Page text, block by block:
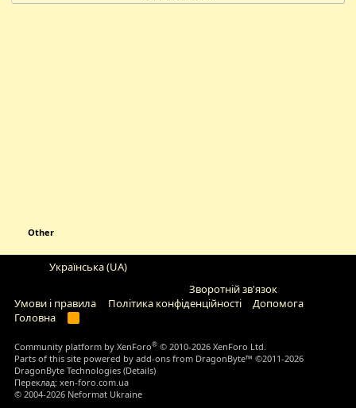
Other
Українська (UA)
Зворотній зв'язок
Умови і правила
Політика конфіденційності
Дoпoмoга
Головна
R
Community platform by XenForo® © 2010-2026 XenForo Ltd.
Parts of this site powered byadd-ons from DragonByte™ ©2011-2026
DragonByte Technologies (Details)
Переклад:xen-foro.com.ua
© 2004-2026 Neformat Ukraine